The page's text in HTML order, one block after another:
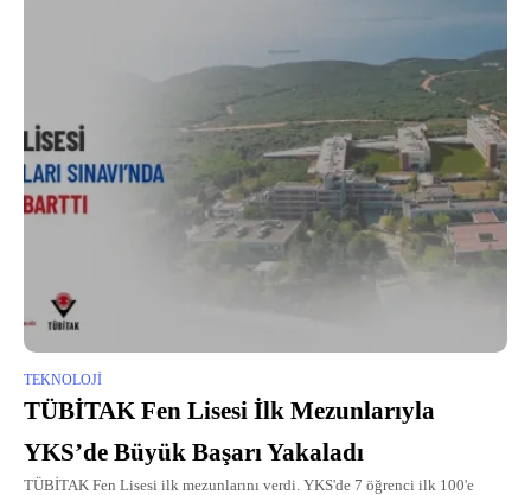
TEKNOLOJI
TÜBİTAK Fen Lisesi İlk Mezunlarıyla
YKS’de Büyük Başarı Yakaladı
TÜBİTAK Fen Lisesi ilk mezunlarını verdi. YKS'de 7 öğrenci ilk 100'e